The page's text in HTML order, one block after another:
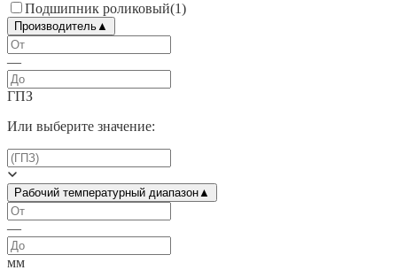
Подшипник роликовый(1)
Производитель▲
—
ГПЗ
Или выберите значение:
Рабочий температурный диапазон▲
—
мм